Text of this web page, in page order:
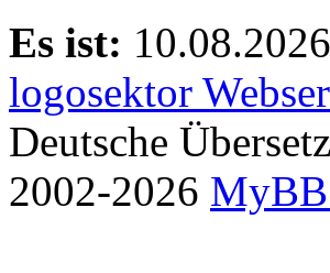
Es ist:
logosektor
Deutsche
2002-2026